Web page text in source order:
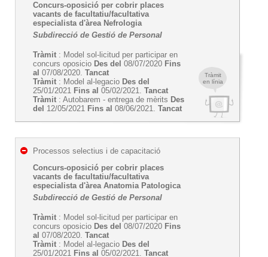
Tràmit
en línia
Concurs-oposició per cobrir places
vacants de facultatiu/facultativa
especialista d'àrea Nefrologia
Subdirecció de Gestió de Personal
Tràmit : Model sol-licitud per participar en
concurs oposicio Des del 08/07/2020 Fins
al 07/08/2020. Tancat
Tràmit : Model al-legacio Des del
25/01/2021 Fins al 05/02/2021. Tancat
Tràmit : Autobarem - entrega de mèrits Des
del 12/05/2021 Fins al 08/06/2021. Tancat
Processos selectius i de capacitació
Concurs-oposició per cobrir places
vacants de facultatiu/facultativa
especialista d'àrea Anatomia Patologica
Subdirecció de Gestió de Personal
Tràmit : Model sol-licitud per participar en
concurs oposicio Des del 08/07/2020 Fins
al 07/08/2020. Tancat
Tràmit : Model al-legacio Des del
25/01/2021 Fins al 05/02/2021. Tancat